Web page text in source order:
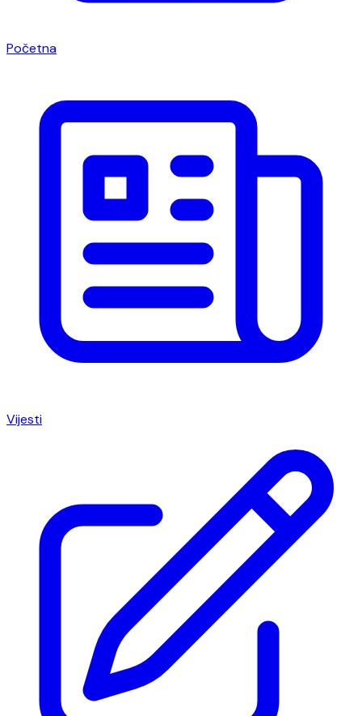
Početna
Vijesti